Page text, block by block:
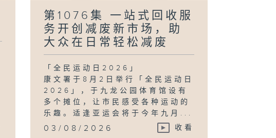
第1076集 一站式回收服
务开创减废新市场，助
大众在日常轻松减废
「全民运动日2026」
康文署于8月2日举行「全民运动日
2026」，于九龙公园体育馆设有
多个摊位，让市民感受各种运动的
乐趣。适逢亚运会将于今年九月...
03/08/2026 收看